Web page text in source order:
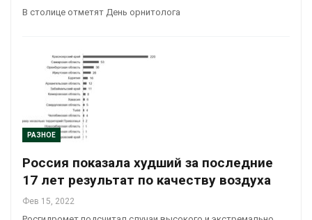
В столице отметят День орнитолога
РАЗНОЕ
Россия показала худший за последние
17 лет результат по качеству воздуха
Фев 15, 2022